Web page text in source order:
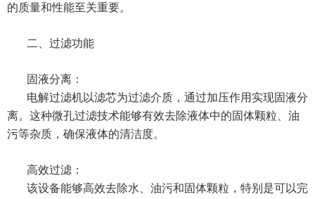
的质量和性能至关重要。
二、过滤功能
固液分离：
电解过滤机以滤芯为过滤介质，通过加压作用实现固液分
离。这种微孔过滤技术能够有效去除液体中的固体颗粒、油
污等杂质，确保液体的清洁度。
高效过滤：
该设备能够高效去除水、油污和固体颗粒，特别是可以完